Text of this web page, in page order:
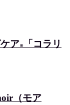
ア※
「コラリ
（モア